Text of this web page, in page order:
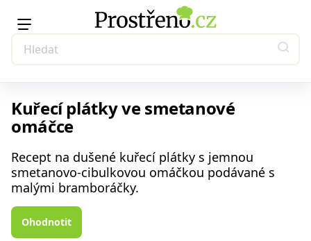
Kuřecí plátky ve smetanové
omáčce
Recept na dušené kuřecí plátky s jemnou
smetanovo-cibulkovou omáčkou podávané s
malými bramboráčky.
Ohodnotit